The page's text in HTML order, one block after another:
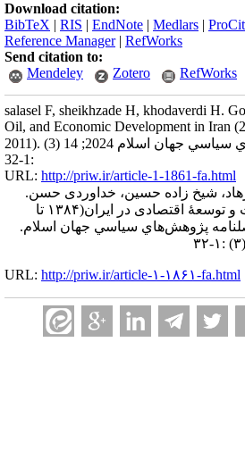
Download citation:
BibTeX | RIS | EndNote | Medlars |
Reference Manager| RefWorks
Send citation to:
Mendeley
Zotero RefWorks
salasel F, sheikhzade H, khodaverdi H.
Oil, and Economic Development in Iran
2011). پژوهش‌هاي سياسي جهان اسلام 2024; 14 (3)
:1-32
URL: http://priw.ir/article-1-1861-fa.html
شیخ زاده حسین، خداوردی حسن.
دولت، نفت و توسعۀ اقتصادی در ایران(۱۳۸۴ تا
فصلنامه پژوهش‌هاي سياسي جهان اسلام.
URL: http://priw.ir/article-۱-۱۸۶۱-fa.html